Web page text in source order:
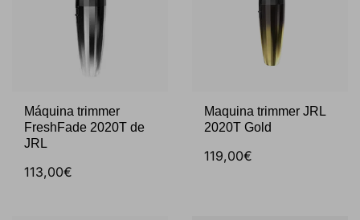
Máquina trimmer
FreshFade 2020T de
JRL
113,00€
Maquina trimmer JRL
2020T Gold
119,00€